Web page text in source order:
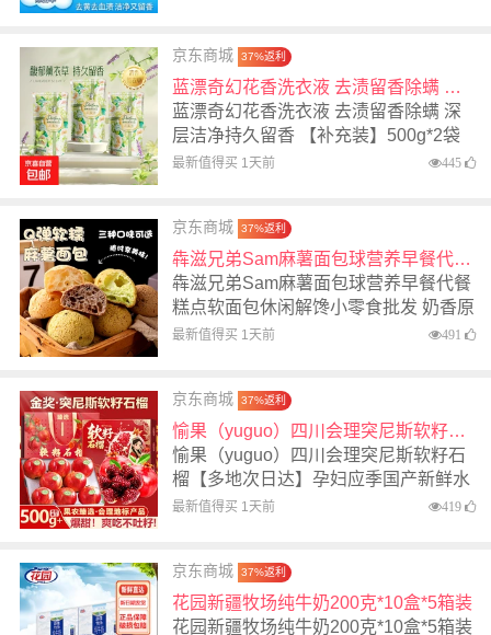
京东商城 37%返利
蓝漂奇幻花香洗衣液 去渍留香除螨 深层洁净持久留香 【补充装】500g*2袋
蓝漂奇幻花香洗衣液 去渍留香除螨 深
层洁净持久留香 【补充装】500g*2袋
最新值得买 1天前 445
京东商城 37%返利
犇滋兄弟Sam麻薯面包球营养早餐代餐糕点软面包休闲解馋小零食批发 奶香原味+巧克力味+抹茶蔓越莓味 20包*1箱
犇滋兄弟Sam麻薯面包球营养早餐代餐
糕点软面包休闲解馋小零食批发 奶香原
味+巧克力味+抹茶蔓越莓味 20包*1箱
最新值得买 1天前 491
京东商城 37%返利
愉果（yuguo）四川会理突尼斯软籽石榴【多地次日达】孕妇应季国产新鲜水果礼盒 净重4.5斤-5斤 | 臻选好果 |【单果6-8两】 【赤玉凝香 | 送开果器】
愉果（yuguo）四川会理突尼斯软籽石
榴【多地次日达】孕妇应季国产新鲜水
果礼盒 净重4.5斤-5斤 | 臻选好果 |【单
最新值得买 1天前 419
京东商城 37%返利
花园新疆牧场纯牛奶200克*10盒*5箱装
花园新疆牧场纯牛奶200克*10盒*5箱装